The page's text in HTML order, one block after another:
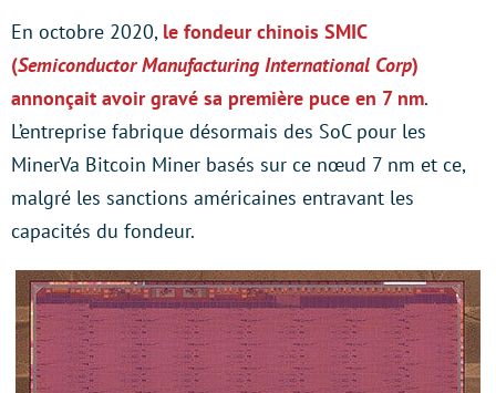
En octobre 2020, le fondeur chinois SMIC
(Semiconductor Manufacturing International Corp)
annonçait avoir gravé sa première puce en 7 nm.
L’entreprise fabrique désormais des SoC pour les
MinerVa Bitcoin Miner basés sur ce nœud 7 nm et ce,
malgré les sanctions américaines entravant les
capacités du fondeur.